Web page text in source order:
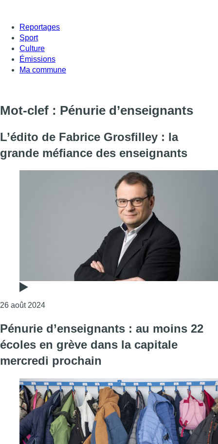
Reportages
Sport
Culture
Émissions
Ma commune
Mot-clef : Pénurie d’enseignants
L’édito de Fabrice Grosfilley : la
grande méfiance des enseignants
26 août 2024Consulter l'article "L’édito de Fabrice Grosfilley :
Pénurie d’enseignants : au moins 22
écoles en grève dans la capitale
mercredi prochain